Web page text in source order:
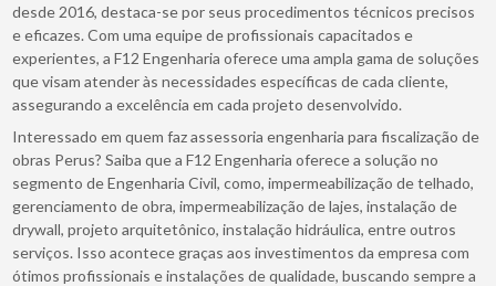
desde 2016, destaca-se por seus procedimentos técnicos precisos
e eficazes. Com uma equipe de profissionais capacitados e
experientes, a F12 Engenharia oferece uma ampla gama de soluções
que visam atender às necessidades específicas de cada cliente,
assegurando a excelência em cada projeto desenvolvido.
Interessado em quem faz assessoria engenharia para fiscalização de
obras Perus? Saiba que a F12 Engenharia oferece a solução no
segmento de Engenharia Civil, como, impermeabilização de telhado,
gerenciamento de obra, impermeabilização de lajes, instalação de
drywall, projeto arquitetônico, instalação hidráulica, entre outros
serviços. Isso acontece graças aos investimentos da empresa com
ótimos profissionais e instalações de qualidade, buscando sempre a